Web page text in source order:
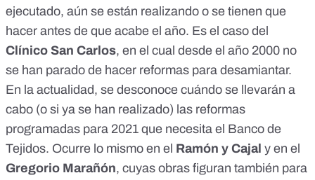
ejecutado, aún se están realizando o se tienen que
hacer antes de que acabe el año. Es el caso del
Clínico San Carlos, en el cual desde el año 2000 no
se han parado de hacer reformas para desamiantar.
En la actualidad, se desconoce cuándo se llevarán a
cabo (o si ya se han realizado) las reformas
programadas para 2021 que necesita el Banco de
Tejidos. Ocurre lo mismo en el Ramón y Cajal y en el
Gregorio Marañón, cuyas obras figuran también para